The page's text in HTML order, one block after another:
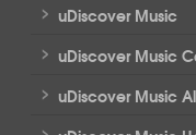
> uDiscover Music
> uDiscover Music
> uDiscover Music